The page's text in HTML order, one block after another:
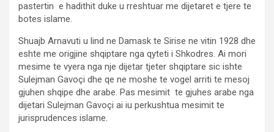
pastertin e hadithit duke u rreshtuar me dijetaret e tjere te
botes islame.
Shuajb Arnavuti u lind ne Damask te Sirise ne vitin 1928 dhe
eshte me origjine shqiptare nga qyteti i Shkodres. Ai mori
mesime te vyera nga nje dijetar tjeter shqiptare sic ishte
Sulejman Gavoçi dhe qe ne moshe te vogel arriti te mesoj
gjuhen shqipe dhe arabe. Pas mesimit te gjuhes arabe nga
dijetari Sulejman Gavoçi ai iu perkushtua mesimit te
jurisprudences islame.